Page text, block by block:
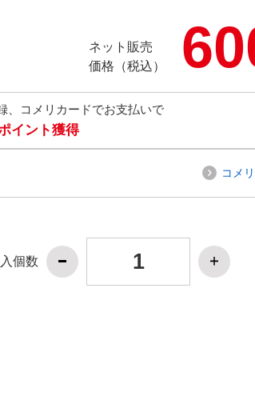
ネット販売
価格（税込）
、コメリカードでお支払いで
イント獲得
コメ
個数